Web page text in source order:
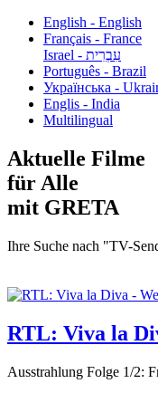
English - English
Français - France
עִבְרִית - Israel
Português - Brazil
Українська -
Englis - India
Multilingual
Aktuelle Filme
für Alle
mit GRETA
Ihre Suche nach "TV-
RTL: Viva la
Ausstrahlung Folge 1/2: